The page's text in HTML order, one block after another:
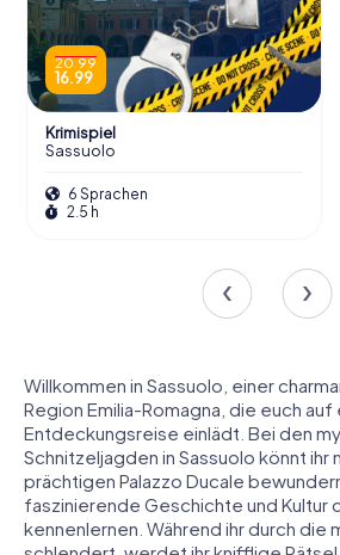
20.99
16.99
Krimispiel
Sassuolo
6 Sprachen
2.5 h
Willkommen in Sassuolo, einer
Region Emilia-Romagna, die euch
Entdeckungsreise einlädt. Bei den
Schnitzeljagden in Sassuolo könnt ihr
prächtigen Palazzo Ducale
faszinierende Geschichte und Kultur
kennenlernen. Während ihr durch die